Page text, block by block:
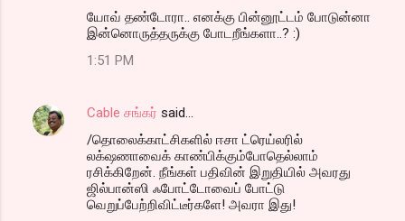
யோவ் தண்டோரா.. எனக்கு பின்னூட்டம் போடுன்னா
இன்னொருத்தருக்கு போடறீங்களா..? :)
1:51 PM
Cable சங்கர் said…
/தொலைக்காட்சிகளில் ஈசா ட்ரெய்லரில்
லக்‌ஷணாவைக் காண்பிக்கும்போதெல்லாம்
ரசிக்கிறேன். நீங்கள் பதிவின் இறுதியில் அவரது
ஜில்பான்ஸி ஃபோட்டோவைப் போட்டு
வெறுப்பேற்றிவிட்டீர்களே! அவரா இது!